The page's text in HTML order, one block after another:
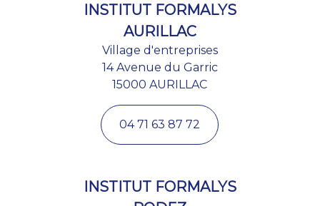
INSTITUT FORMALYS
AURILLAC
Village d'entreprises
14 Avenue du Garric
15000 AURILLAC
04 71 63 87 72
INSTITUT FORMALYS